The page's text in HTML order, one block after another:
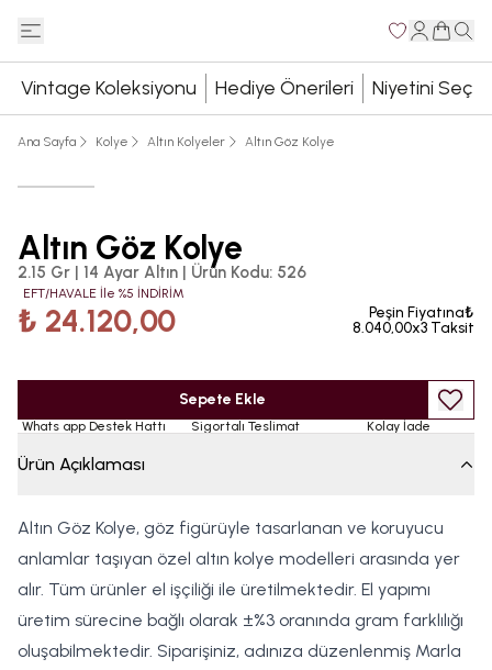
Vintage Koleksiyonu Hediye Önerileri Niyetini Seç
Ana Sayfa Kolye Altın Kolyeler Altın Göz Kolye
Altın Göz Kolye
2.15 Gr | 14 Ayar Altın | Ürün Kodu: 526
EFT/HAVALE İle %5 İNDİRİM
₺ 24.120,00
Peşin Fiyatına₺
8.040,00x3 Taksit
Sepete Ekle
Whats app Destek Hattı Sigortalı Teslimat Kolay İade
Ürün Açıklaması
Altın Göz Kolye, göz figürüyle tasarlanan ve koruyucu
anlamlar taşıyan özel altın kolye modelleri arasında yer
alır. Tüm ürünler el işçiliği ile üretilmektedir. El yapımı
üretim sürecine bağlı olarak ±%3 oranında gram farklılığı
oluşabilmektedir. Siparişiniz, adınıza düzenlenmiş Marla